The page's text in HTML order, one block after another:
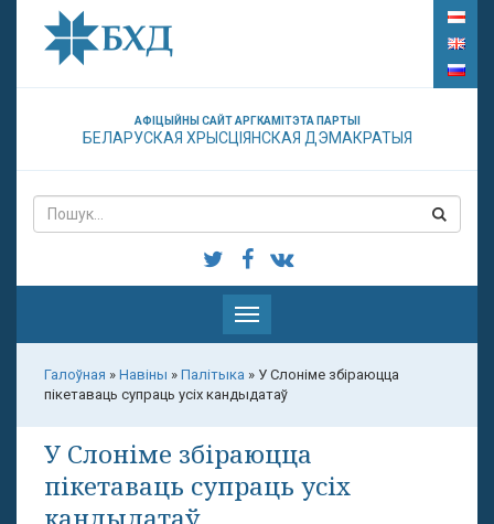
АФІЦЫЙНЫ САЙТ АРГКАМІТЭТА ПАРТЫІ
БЕЛАРУСКАЯ ХРЫСЦІЯНСКАЯ ДЭМАКРАТЫЯ
Паказаць
меню
Галоўная » Навіны » Палітыка » У Слоніме збіраюцца
пікетаваць супраць усіх кандыдатаў
У Слоніме збіраюцца
пікетаваць супраць усіх